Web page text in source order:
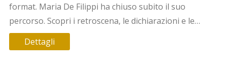
format. Maria De Filippi ha chiuso subito il suo
percorso. Scopri i retroscena, le dichiarazioni e le
reazioni del pubblico.
Dettagli